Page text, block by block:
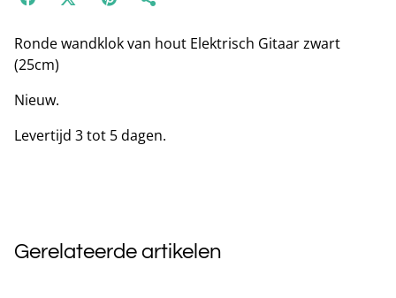
Ronde wandklok van hout Elektrisch Gitaar zwart
(25cm)
Nieuw.
Levertijd 3 tot 5 dagen.
Gerelateerde artikelen